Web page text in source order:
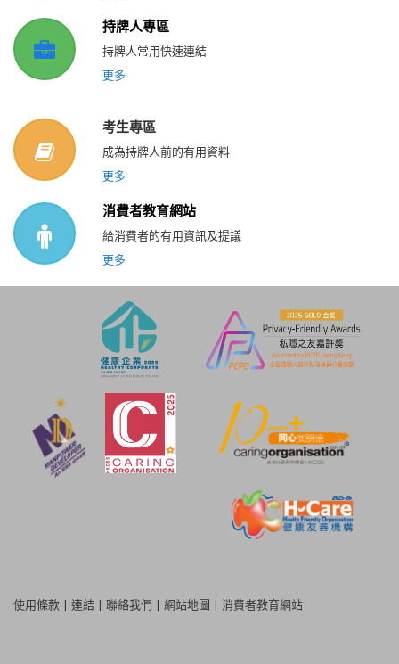
持牌人專區
持牌人常用快速連結
更多
考生專區
成為持牌人前的有用資料
更多
消費者教育網站
給消費者的有用資訊及提議
更多
使用條款 | 連結 | 聯絡我們 | 網站地圖 | 消費者教育網站